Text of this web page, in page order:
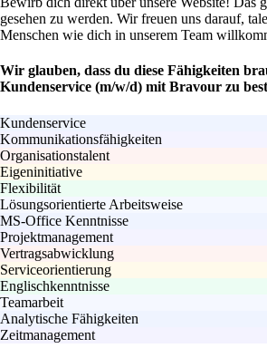
gesehen zu werden. Wir freuen uns darauf,
Menschen wie dich in unserem Team
Wir glauben, dass du diese Fähigkeiten
Kundenservice (m/w/d) mit Bravour zu
Kundenservice
Kommunikationsfähigkeiten
Organisationstalent
Eigeninitiative
Flexibilität
Lösungsorientierte Arbeitsweise
MS-Office Kenntnisse
Projektmanagement
Vertragsabwicklung
Serviceorientierung
Englischkenntnisse
Teamarbeit
Analytische Fähigkeiten
Zeitmanagement